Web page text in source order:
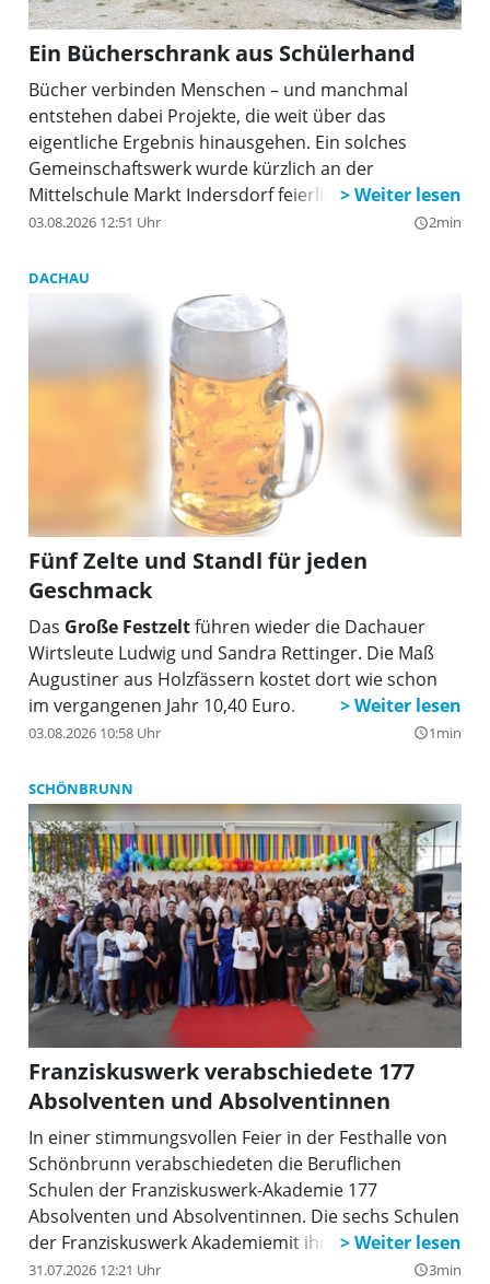
Ein Bücherschrank aus Schülerhand
Bücher verbinden Menschen – und manchmal
entstehen dabei Projekte, die weit über das
eigentliche Ergebnis hinausgehen. Ein solches
Gemeinschaftswerk wurde kürzlich an der
Mittelschule Markt Indersdorf feierlich übergeben:
Die Schülerinnen und Schüler der 8. Klassen
Schrank an die Bürgerinitiative „Aufhausen hilft
03.08.2026 12:51 Uhr query_builder2min
DACHAU
Fünf Zelte und Standl für jeden
Geschmack
Das Große Festzeltführen wieder die Dachauer
Wirtsleute Ludwig und Sandra Rettinger. Die Maß
Augustiner aus Holzfässern kostet dort wie schon
im vergangenen Jahr 10,40 Euro.
03.08.2026 10:58 Uhr query_builder1min
SCHÖNBRUNN
Franziskuswerk verabschiedete 177
Absolventen und Absolventinnen
In einer stimmungsvollen Feier in der Festhalle von
Schönbrunn verabschiedeten die Beruflichen
Schulen der Franziskuswerk-Akademie 177
Absolventen und Absolventinnen. Die sechs Schulen
der Franziskuswerk Akademiemit ihren 440
Lernenden bilden das Ausbildungszentrum für
31.07.2026 12:21 Uhr query_builder3min